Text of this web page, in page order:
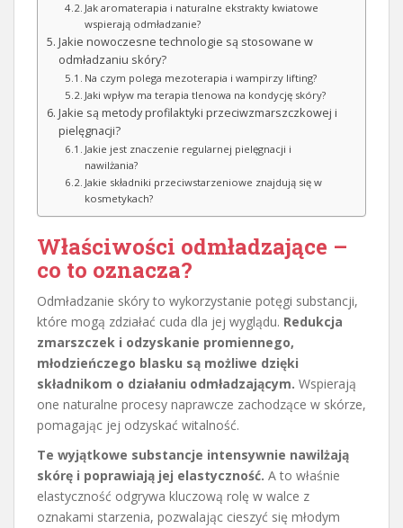
Jak aromaterapia i naturalne ekstrakty kwiatowe
wspierają odmładzanie?
Jakie nowoczesne technologie są stosowane w
odmładzaniu skóry?
Na czym polega mezoterapia i wampirzy lifting?
Jaki wpływ ma terapia tlenowa na kondycję skóry?
Jakie są metody profilaktyki przeciwzmarszczkowej i
pielęgnacji?
Jakie jest znaczenie regularnej pielęgnacji i
nawilżania?
Jakie składniki przeciwstarzeniowe znajdują się w
kosmetykach?
Właściwości odmładzające –
co to oznacza?
Odmładzanie skóry to wykorzystanie potęgi substancji,
które mogą zdziałać cuda dla jej wyglądu. Redukcja
zmarszczek i odzyskanie promiennego,
młodzieńczego blasku są możliwe dzięki
składnikom o działaniu odmładzającym. Wspierają
one naturalne procesy naprawcze zachodzące w skórze,
pomagając jej odzyskać witalność.
Te wyjątkowe substancje intensywnie nawilżają
skórę i poprawiają jej elastyczność. A to właśnie
elastyczność odgrywa kluczową rolę w walce z
oznakami starzenia, pozwalając cieszyć się młodym